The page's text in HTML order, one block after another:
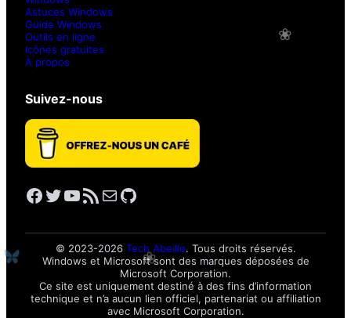
Astuces Windows
Guide Windows
Outils en ligne
Icônes gratuites
À propos
Suivez-nous
Facebook Twitter YouTube Flux RSS E-mail GitHub
© 2023-2026 Tech Abeille. Tous droits réservés.
Windows et Microsoft sont des marques déposées de
Microsoft Corporation.
Ce site est uniquement destiné à des fins d’information
technique et n’a aucun lien officiel, partenariat ou affiliation
avec Microsoft Corporation.